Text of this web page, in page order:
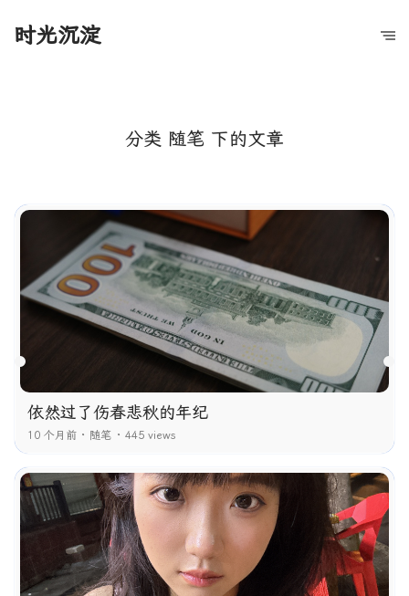
时光沉淀
分类 随笔 下的文章
依然过了伤春悲秋的年纪
10 个月前 随笔 445 views